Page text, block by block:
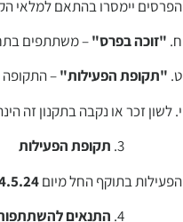
הפרסים יימסרו בהתאם למלאי
ח. "זוכה בפרס"– משתתפים
ט. "תקופת הפעילות"– התקופה
י. לשון זכר או נקבה בתקנון זה
תקופת הפעילות
הפעילות בתוקף החל מיום
התנאים להשתתפות